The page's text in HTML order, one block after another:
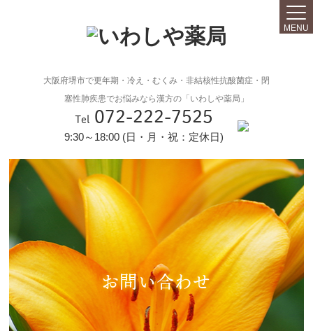
大阪府堺市で更年期・冷え・むくみ・非結核性抗酸菌症・閉
塞性肺疾患でお悩みなら漢方の「いわしや薬局」
Tel 072-222-7525
9:30～18:00 (日・月・祝：定休日)
MENU
お問い合わせ